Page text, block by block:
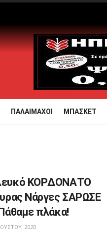
ΠΑΛΑΙΜΑΧΟΙ ΜΠΑΣΚΕΤ
ΚΟPΔΟΝΑΤΟ
Νάργες ΣΑΡΩΣΕ
πλάκα!
2020